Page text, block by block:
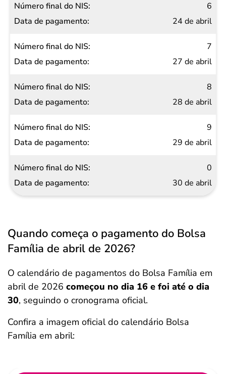
6
24 de abril
7
27 de abril
8
28 de abril
9
29 de abril
0
30 de abril
Quando começa o pagamento do Bolsa
Família de abril de 2026?
O calendário de pagamentos do Bolsa Família em
abril de 2026 começou no dia 16 e foi até o dia
30, seguindo o cronograma oficial.
Confira a imagem oficial do calendário Bolsa
Família em abril: